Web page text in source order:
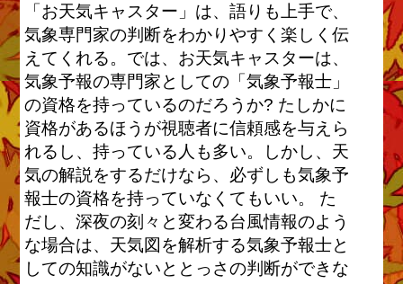
「お天気キャスター」は、語りも上手で、
気象専門家の判断をわかりやすく楽しく伝
えてくれる。では、お天気キャスターは、
気象予報の専門家としての「気象予報士」
の資格を持っているのだろうか? たしかに
資格があるほうが視聴者に信頼感を与えら
れるし、持っている人も多い。しかし、天
気の解説をするだけなら、必ずしも気象予
報士の資格を持っていなくてもいい。 た
だし、深夜の刻々と変わる台風情報のよう
な場合は、天気図を解析する気象予報士と
しての知識がないととっさの判断ができな